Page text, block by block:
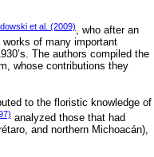
et al. (2009)
, who after an
of many important
The authors compiled the
whose contributions they
to the floristic knowledge of
analyzed those that had
and northern Michoacán),